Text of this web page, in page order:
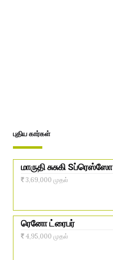
புதிய கார்கள்
மாருதி சுசுகி Sப்ரெஸ்ஸோ
3,69,000 முதல்
ரெனோ ட்ரைபர்
4,95,000 முதல்